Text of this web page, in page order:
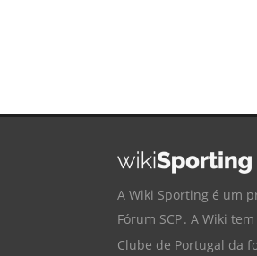
A Wiki Sporting é um
Fórum SCP. A Wiki
Clube de Portugal da